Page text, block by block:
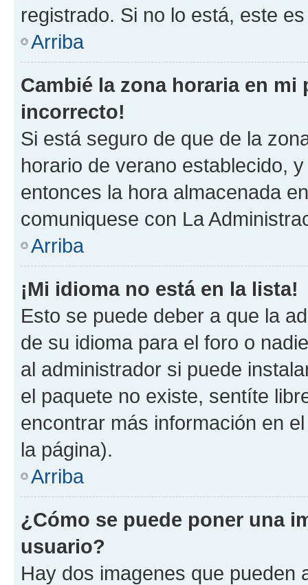
registrado. Si no lo está, este
Arriba
Cambié la zona horaria en
incorrecto!
Si está seguro de que de la
horario de verano establecido,
entonces la hora almacenada
comuniquese con La
Arriba
¡Mi idioma no está en la lista!
Esto se puede deber a que la
de su idioma para el foro o
al administrador si puede
el paquete no existe, sentíte
encontrar más información en
la página).
Arriba
¿Cómo se puede poner una
usuario?
Hay dos imagenes que pueden